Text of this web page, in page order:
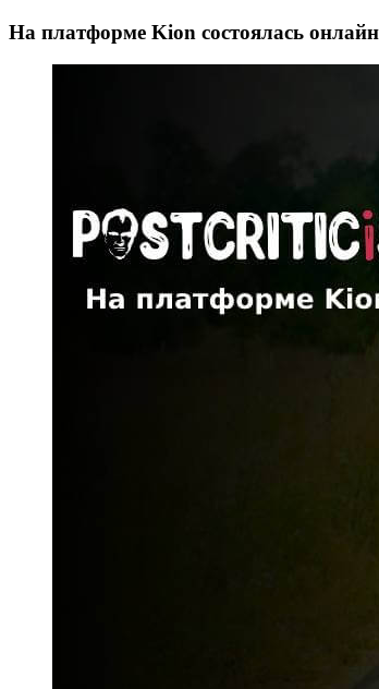
На платформе Kion состоялась